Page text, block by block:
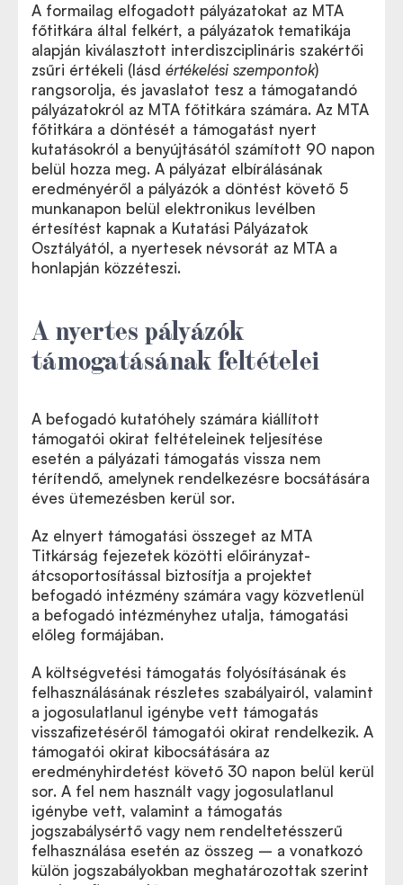
A formailag elfogadott pályázatokat az MTA
főtitkára által felkért, a pályázatok tematikája
alapján kiválasztott interdiszciplináris szakértői
zsűri értékeli (lásd értékelési szempontok)
rangsorolja, és javaslatot tesz a támogatandó
pályázatokról az MTA főtitkára számára. Az MTA
főtitkára a döntését a támogatást nyert
kutatásokról a benyújtásától számított 90 napon
belül hozza meg. A pályázat elbírálásának
eredményéről a pályázók a döntést követő 5
munkanapon belül elektronikus levélben
értesítést kapnak a Kutatási Pályázatok
Osztályától, a nyertesek névsorát az MTA a
honlapján közzéteszi.
A nyertes pályázók
támogatásának feltételei
A befogadó kutatóhely számára kiállított
támogatói okirat feltételeinek teljesítése
esetén a pályázati támogatás vissza nem
térítendő, amelynek rendelkezésre bocsátására
éves ütemezésben kerül sor.
Az elnyert támogatási összeget az MTA
Titkárság fejezetek közötti előirányzat-
átcsoportosítással biztosítja a projektet
befogadó intézmény számára vagy közvetlenül
a befogadó intézményhez utalja, támogatási
előleg formájában.
A költségvetési támogatás folyósításának és
felhasználásának részletes szabályairól, valamint
a jogosulatlanul igénybe vett támogatás
visszafizetéséről támogatói okirat rendelkezik. A
támogatói okirat kibocsátására az
eredményhirdetést követő 30 napon belül kerül
sor. A fel nem használt vagy jogosulatlanul
igénybe vett, valamint a támogatás
jogszabálysértő vagy nem rendeltetésszerű
felhasználása esetén az összeg – a vonatkozó
külön jogszabályokban meghatározottak szerint